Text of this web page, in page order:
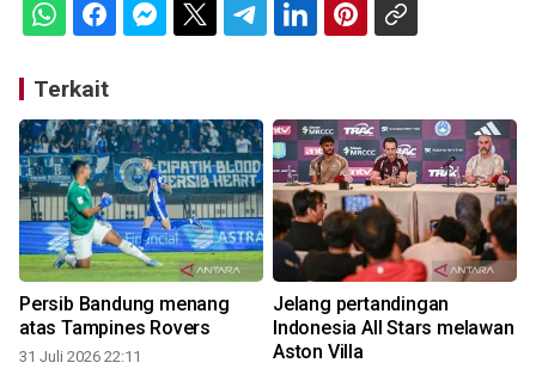
Terkait
Persib Bandung menang
atas Tampines Rovers
31 Juli 2026 22:11
Jelang pertandingan
Indonesia All Stars melawan
Aston Villa